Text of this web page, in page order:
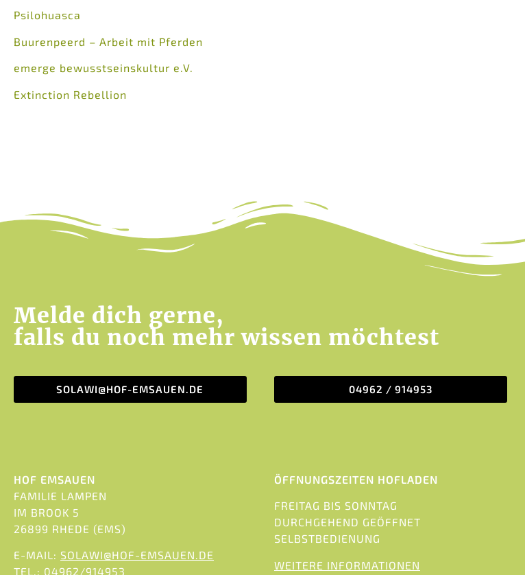
Psilohuasca
Buurenpeerd – Arbeit mit Pferden
emerge bewusstseinskultur e.V.
Extinction Rebellion
Melde dich gerne,
falls du noch mehr wissen möchtest
SOLAWI@HOF-EMSAUEN.DE 04962 / 914953
HOF EMSAUEN
FAMILIE LAMPEN
IM BROOK 5
26899 RHEDE (EMS)
E-MAIL: SOLAWI@HOF-EMSAUEN.DE
TEL.: 04962/914953
ÖFFNUNGSZEITEN HOFLADEN
FREITAG BIS SONNTAG
DURCHGEHEND GEÖFFNET
SELBSTBEDIENUNG
WEITERE INFORMATIONEN